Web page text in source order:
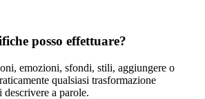
posso effettuare?
emozioni, sfondi, stili, aggiungere o
qualsiasi trasformazione
a parole.